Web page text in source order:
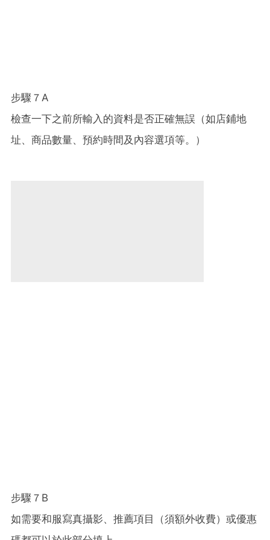
步驟７A
檢查一下之前所輸入的資料是否正確無誤（如店鋪地
址、商品數量、預約時間及內容選項等。）
步驟７B
如需要和服寫真攝影、推薦項目（須額外收費）或優惠